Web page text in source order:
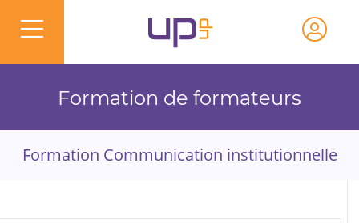
Formation de formateurs
Formation Communication institutionnelle